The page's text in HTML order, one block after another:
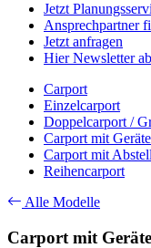
Jetzt
Ansprechpartner
Jetzt anfragen
Hier Newsletter
Carport
Einzelcarport
Doppelcarport /
Carport mit
Carport mit
Reihencarport
Alle Modelle
Carport mit